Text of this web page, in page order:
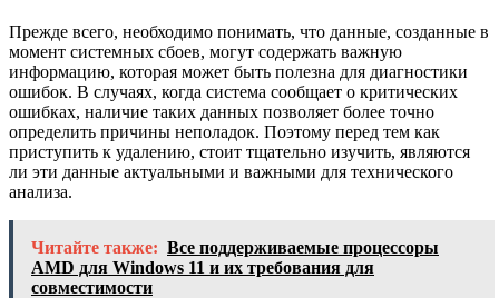
Прежде всего, необходимо понимать, что данные, созданные в
момент системных сбоев, могут содержать важную
информацию, которая может быть полезна для диагностики
ошибок. В случаях, когда система сообщает о критических
ошибках, наличие таких данных позволяет более точно
определить причины неполадок. Поэтому перед тем как
приступить к удалению, стоит тщательно изучить, являются
ли эти данные актуальными и важными для технического
анализа.
Читайте также: Все поддерживаемые процессоры
AMD для Windows 11 и их требования для
совместимости